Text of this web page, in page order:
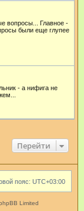
вопросы... Главное -
были еще глупее
- а нифига не
Перейти
пояс: UTC+03:00
Limited